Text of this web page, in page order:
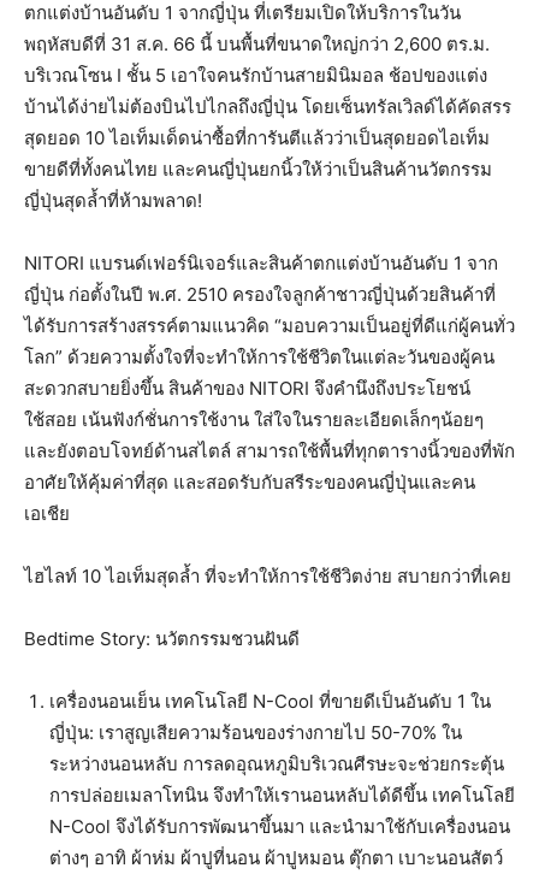
ตกแต่งบ้านอันดับ 1 จากญี่ปุ่น ที่เตรียมเปิดให้บริการในวัน
พฤหัสบดีที่ 31 ส.ค. 66 นี้ บนพื้นที่ขนาดใหญ่กว่า 2,600 ตร.ม.
บริเวณโซน I ชั้น 5 เอาใจคนรักบ้านสายมินิมอล ช้อปของแต่ง
บ้านได้ง่ายไม่ต้องบินไปไกลถึงญี่ปุ่น โดยเซ็นทรัลเวิลด์ได้คัดสรร
สุดยอด 10 ไอเท็มเด็ดน่าซื้อที่การันตีแล้วว่าเป็นสุดยอดไอเท็ม
ขายดีที่ทั้งคนไทย และคนญี่ปุ่นยกนิ้วให้ว่าเป็นสินค้านวัตกรรม
ญี่ปุ่นสุดล้ำที่ห้ามพลาด!
NITORI แบรนด์เฟอร์นิเจอร์และสินค้าตกแต่งบ้านอันดับ 1 จาก
ญี่ปุ่น ก่อตั้งในปี พ.ศ. 2510 ครองใจลูกค้าชาวญี่ปุ่นด้วยสินค้าที่
ได้รับการสร้างสรรค์ตามแนวคิด “มอบความเป็นอยู่ที่ดีแก่ผู้คนทั่ว
โลก” ด้วยความตั้งใจที่จะทำให้การใช้ชีวิตในแต่ละวันของผู้คน
สะดวกสบายยิ่งขึ้น สินค้าของ NITORI จึงคำนึงถึงประโยชน์
ใช้สอย เน้นฟังก์ชั่นการใช้งาน ใส่ใจในรายละเอียดเล็กๆน้อยๆ
และยังตอบโจทย์ด้านสไตล์ สามารถใช้พื้นที่ทุกตารางนิ้วของที่พัก
อาศัยให้คุ้มค่าที่สุด และสอดรับกับสรีระของคนญี่ปุ่นและคน
เอเชีย
ไฮไลท์ 10 ไอเท็มสุดล้ำ ที่จะทำให้การใช้ชีวิตง่าย สบายกว่าที่เคย
Bedtime Story: นวัตกรรมชวนฝันดี
เครื่องนอนเย็น เทคโนโลยี N-Cool ที่ขายดีเป็นอันดับ 1 ใน
ญี่ปุ่น: เราสูญเสียความร้อนของร่างกายไป 50-70% ใน
ระหว่างนอนหลับ การลดอุณหภูมิบริเวณศีรษะจะช่วยกระตุ้น
การปล่อยเมลาโทนิน จึงทำให้เรานอนหลับได้ดีขึ้น เทคโนโลยี
N-Cool จึงได้รับการพัฒนาขึ้นมา และนำมาใช้กับเครื่องนอน
ต่างๆ อาทิ ผ้าห่ม ผ้าปูที่นอน ผ้าปูหมอน ตุ๊กตา เบาะนอนสัตว์